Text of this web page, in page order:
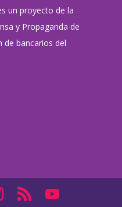
un proyecto de la
y Propaganda de
de bancarios del